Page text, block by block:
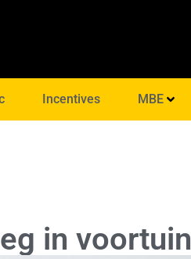
Incentives MBE
in voortuin